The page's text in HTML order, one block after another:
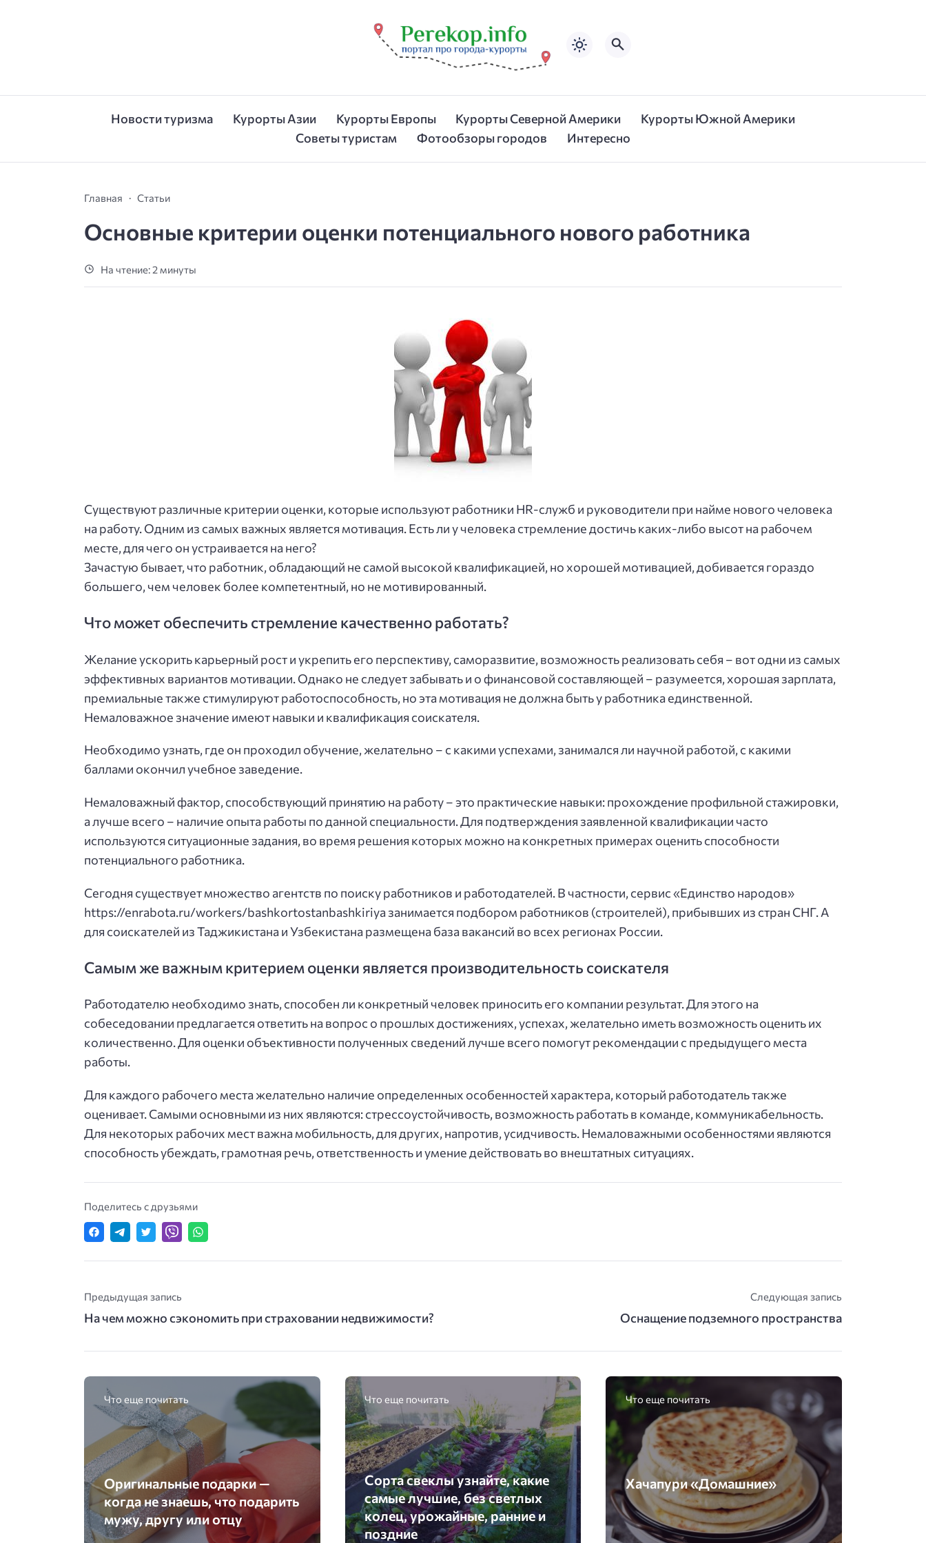
Новости туризма Курорты Азии Курорты Европы Курорты Северной Америки
Курорты Южной Америки
Советы туристам
Фотообзоры городов Интересно
Главная Статьи
Основные критерии оценки потенциального нового работника
На чтение: 2 минуты
Существуют различные критерии оценки, которые используют работники HR-служб и руководители при найме нового человека
на работу. Одним из самых важных является мотивация. Есть ли у человека стремление достичь каких-либо высот на рабочем
месте, для чего он устраивается на него?
Зачастую бывает, что работник, обладающий не самой высокой квалификацией, но хорошей мотивацией, добивается гораздо
большего, чем человек более компетентный, но не мотивированный.
Что может обеспечить стремление качественно работать?
Желание ускорить карьерный рост и укрепить его перспективу, саморазвитие, возможность реализовать себя – вот одни из самых
эффективных вариантов мотивации. Однако не следует забывать и о финансовой составляющей – разумеется, хорошая зарплата,
премиальные также стимулируют работоспособность, но эта мотивация не должна быть у работника единственной.
Немаловажное значение имеют навыки и квалификация соискателя.
Необходимо узнать, где он проходил обучение, желательно – с какими успехами, занимался ли научной работой, с какими
баллами окончил учебное заведение.
Немаловажный фактор, способствующий принятию на работу – это практические навыки: прохождение профильной стажировки,
а лучше всего – наличие опыта работы по данной специальности. Для подтверждения заявленной квалификации часто
используются ситуационные задания, во время решения которых можно на конкретных примерах оценить способности
потенциального работника.
Сегодня существует множество агентств по поиску работников и работодателей. В частности, сервис «Единство народов»
https://enrabota.ru/workers/bashkortostanbashkiriya занимается подбором работников (строителей), прибывших из стран СНГ. А
для соискателей из Таджикистана и Узбекистана размещена база вакансий во всех регионах России.
Самым же важным критерием оценки является производительность соискателя
Работодателю необходимо знать, способен ли конкретный человек приносить его компании результат. Для этого на
собеседовании предлагается ответить на вопрос о прошлых достижениях, успехах, желательно иметь возможность оценить их
количественно. Для оценки объективности полученных сведений лучше всего помогут рекомендации с предыдущего места
работы.
Для каждого рабочего места желательно наличие определенных особенностей характера, который работодатель также
оценивает. Самыми основными из них являются: стрессоустойчивость, возможность работать в команде, коммуникабельность.
Для некоторых рабочих мест важна мобильность, для других, напротив, усидчивость. Немаловажными особенностями являются
способность убеждать, грамотная речь, ответственность и умение действовать во внештатных ситуациях.
Поделитесь с друзьями
Предыдущая запись
На чем можно сэкономить при страховании недвижимости?
Следующая запись
Оснащение подземного пространства
Что еще почитать
Оригинальные подарки —
когда не знаешь, что подарить
мужу, другу или отцу
Что еще почитать
Сорта свеклы узнайте, какие
самые лучшие, без светлых
колец, урожайные, ранние и
поздние
Что еще почитать
Хачапури «Домашние»